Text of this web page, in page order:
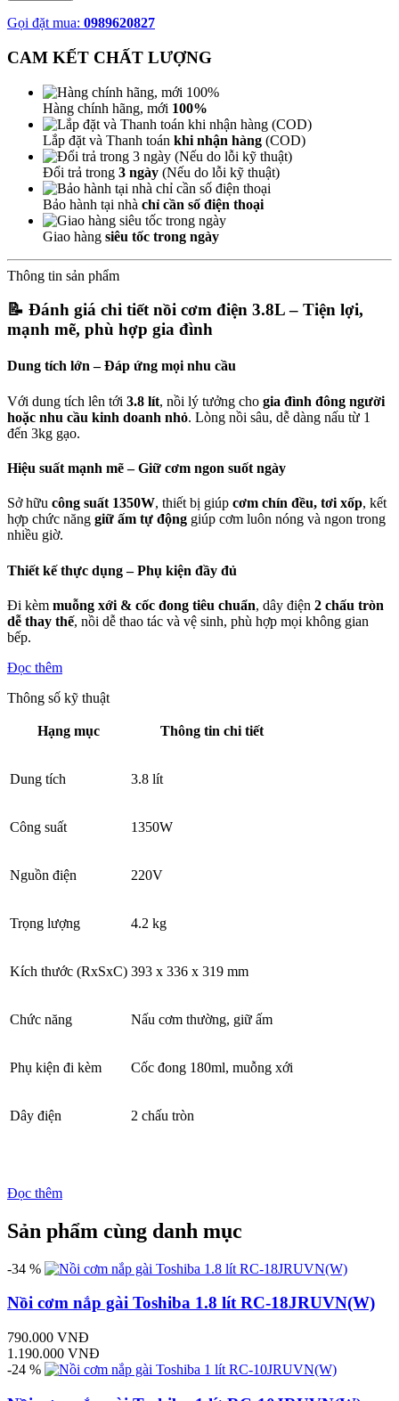
Gọi đặt mua: 0989620827
CAM KẾT CHẤT LƯỢNG
Hàng chính hãng, mới 100%
Lắp đặt và Thanh toán khi nhận hàng (COD)
Đổi trả trong 3 ngày (Nếu do lỗi kỹ thuật)
Bảo hành tại nhà chỉ cần số điện thoại
Giao hàng siêu tốc trong ngày
Thông tin sản phẩm
📝 Đánh giá chi tiết nồi cơm điện 3.8L – Tiện lợi,
mạnh mẽ, phù hợp gia đình
Dung tích lớn – Đáp ứng mọi nhu cầu
Với dung tích lên tới 3.8 lít, nồi lý tưởng cho gia đình đông người
hoặc nhu cầu kinh doanh nhỏ. Lòng nồi sâu, dễ dàng nấu từ 1
đến 3kg gạo.
Hiệu suất mạnh mẽ – Giữ cơm ngon suốt ngày
Sở hữu công suất 1350W, thiết bị giúp cơm chín đều, tơi xốp, kết
hợp chức năng giữ ấm tự động giúp cơm luôn nóng và ngon trong
nhiều giờ.
Thiết kế thực dụng – Phụ kiện đầy đủ
Đi kèm muỗng xới & cốc đong tiêu chuẩn, dây điện 2 chấu tròn
dễ thay thế, nồi dễ thao tác và vệ sinh, phù hợp mọi không gian
bếp.
Đọc thêm
Thông số kỹ thuật
Hạng mục Thông tin chi tiết
Dung tích 3.8 lít
Công suất 1350W
Nguồn điện 220V
Trọng lượng 4.2 kg
Kích thước (RxSxC) 393 x 336 x 319 mm
Chức năng Nấu cơm thường, giữ ấm
Phụ kiện đi kèm Cốc đong 180ml, muỗng xới
Dây điện 2 chấu tròn
Đọc thêm
Sản phẩm cùng danh mục
-34 %
Nồi cơm nắp gài Toshiba 1.8 lít RC-18JRUVN(W)
790.000 VNĐ
1.190.000 VNĐ
-24 %